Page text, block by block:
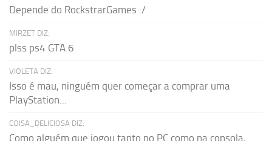
Depende do RockstrarGames :/
MIRZET DIZ:
plss ps4 GTA 6
VIOLETA DIZ:
Isso é mau, ninguém quer começar a comprar uma
PlayStation...
COISA_DELICIOSA DIZ:
Como alguém que jogou tanto no PC como na consola,